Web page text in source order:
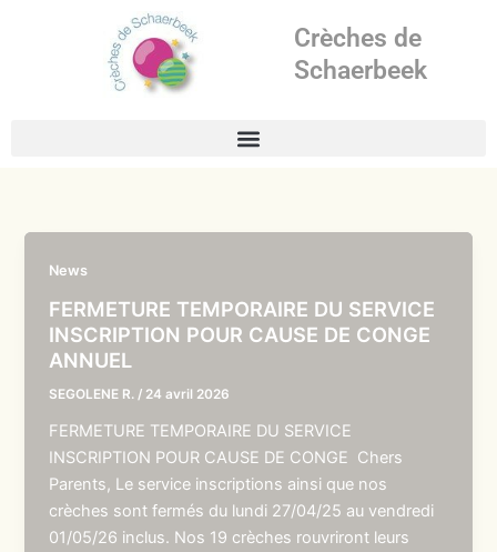
Crèches de
Schaerbeek
News
FERMETURE TEMPORAIRE DU SERVICE
INSCRIPTION POUR CAUSE DE CONGE
ANNUEL
SEGOLENE R. / 24 avril 2026
FERMETURE TEMPORAIRE DU SERVICE
INSCRIPTION POUR CAUSE DE CONGE Chers
Parents, Le service inscriptions ainsi que nos
crèches sont fermés du lundi 27/04/25 au vendredi
01/05/26 inclus. Nos 19 crèches rouvriront leurs